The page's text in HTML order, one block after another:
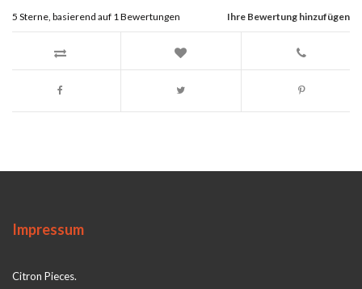
Ihre Bewertung hinzufügen
5 Sterne, basierend auf 1Bewertungen
Impressum
Citron Pieces.